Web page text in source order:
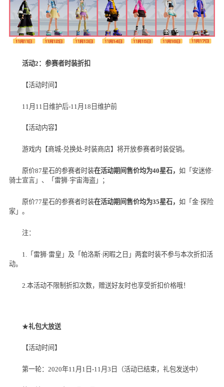
活动2 ：参赛者时装折扣
【活动时间】
11月 11 日维护后-11 月 18 日维护前
【活动内容】
游戏内【商城-兑换处-时装商店】将开放参赛者时装促销。
原价87星石的参赛者时装在活动期间售价均为40星石，如「安迷修·
骑士宣言」、「雷狮·宇宙海盗」；
原价77星石的参赛者时装在活动期间售价均为35星石，如「金·探险
家」。
注：
1.「雷狮·雷皇」及「帕洛斯·闲暇之日」两套时装不参与本次折扣活
动。
2.本活动不限制折扣次数，赠送好友时也享受折扣价格哦！
★礼包大放送
【活动时间】
第一轮：2020年11月 1 日-11月3 日（活动已结束，礼包发送中）